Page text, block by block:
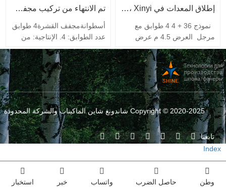
تم الانتهاء من تركيب مجفف القشرة في رومانيا.
أسطوانةمجفف القشرة4 طوابق
عدد الطوابق: 4. الإنتاجية: من
5.5 – 6 م3/ساعة. درجة حرارة
التجفيف: 5-180 درجة مئوية.
سمك القشرة: 0.8-8 ملم.
محتوى الرطوبة النهائي للقشرة:
10 ± 2%. يمكننا أيضًا إنتاج
المنتجات وفقًا لطلبات العملاء
الفردية (خاصة للمناطق الباردة).
مرحبا بكم في الاتصال بنا
للحصول على التشاور…
إطلاق المعدات في Xinyi ، مقاطعة Guizhou ، الصين
نموذج 36 + 4 4 طوابق مع
مرجل العرض 4.5 م عرض
العمل 4.5 م درجة الحرارة في
المجفف ، ℃ 140-200 مادة
الأسطوانة أنبوب فولاذي Q235B
، φ102 مناطق التسخين 36 م
منطقة التبريد 4 م…
Copyright © 2020-2025 شاندونغ شاين الماكينات والشركة المحدودة
تابعنا
Index
وطن حاصل الضرب واتساب خبر استخبار